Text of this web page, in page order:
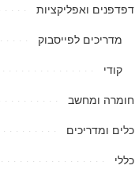
דפדפנים ואפליקציות
מדריכים לפייסבוק
קודי
חומרה ומחשב
כלים ומדריכים
כללי